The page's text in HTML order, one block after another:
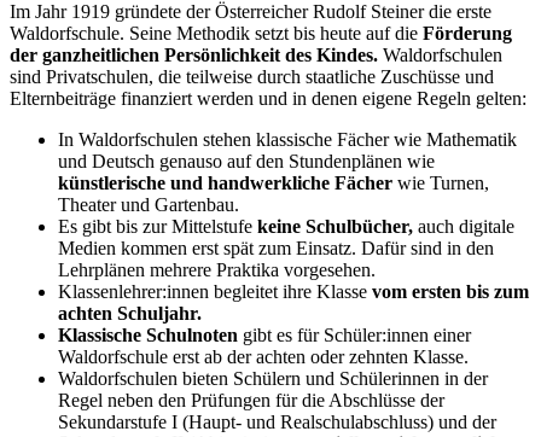
Im Jahr 1919 gründete der Österreicher Rudolf Steiner die erste
Waldorfschule. Seine Methodik setzt bis heute auf die Förderung
der ganzheitlichen Persönlichkeit des Kindes. Waldorfschulen
sind Privatschulen, die teilweise durch staatliche Zuschüsse und
Elternbeiträge finanziert werden und in denen eigene Regeln gelten:
In Waldorfschulen stehen klassische Fächer wie Mathematik
und Deutsch genauso auf den Stundenplänen wie
künstlerische und handwerkliche Fächer wie Turnen,
Theater und Gartenbau.
Es gibt bis zur Mittelstufe keine Schulbücher, auch digitale
Medien kommen erst spät zum Einsatz. Dafür sind in den
Lehrplänen mehrere Praktika vorgesehen.
Klassenlehrer:innen begleitet ihre Klasse vom ersten bis zum
achten Schuljahr.
Klassische Schulnoten gibt es für Schüler:innen einer
Waldorfschule erst ab der achten oder zehnten Klasse.
Waldorfschulen bieten Schülern und Schülerinnen in der
Regel neben den Prüfungen für die Abschlüsse der
Sekundarstufe I (Haupt- und Realschulabschluss) und der